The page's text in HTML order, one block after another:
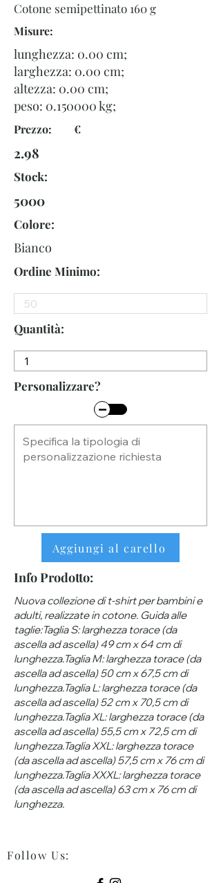
Cotone semipettinato 160 g
Misure:
lunghezza: 0.00 cm;
larghezza: 0.00 cm;
altezza: 0.00 cm;
peso: 0.150000kg;
Prezzo: €
2.98
Stock:
5000
Colore:
Bianco
Ordine Minimo:
Quantità:
Personalizzare?
Aggiungi al carello
Info Prodotto:
Nuova collezione di t-shirt per bambini e
adulti, realizzate in cotone. Guida alle
taglie:Taglia S: larghezza torace (da
ascella ad ascella) 49 cm x 64 cm di
lunghezza.Taglia M: larghezza torace (da
ascella ad ascella) 50 cm x 67,5 cm di
lunghezza.Taglia L: larghezza torace (da
ascella ad ascella) 52 cm x 70,5 cm di
lunghezza.Taglia XL: larghezza torace (da
ascella ad ascella) 55,5 cm x 72,5 cm di
lunghezza.Taglia XXL: larghezza torace
(da ascella ad ascella) 57,5 ​​cm x 76 cm di
lunghezza.Taglia XXXL: larghezza torace
(da ascella ad ascella) 63 ​​cm x 76 cm di
lunghezza.
Follow Us: